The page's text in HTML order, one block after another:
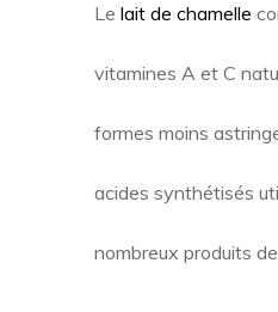
Le lait de chamelle
vitamines A et C
formes moins
acides synthétisés
nombreux produits